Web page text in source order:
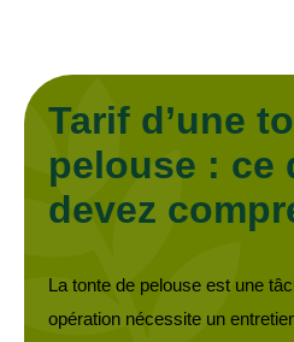
Tarif d’une
pelouse : ce
devez
La tonte de pelouse est une
opération nécessite un